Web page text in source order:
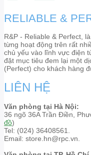
RELIABLE &
R&P - Reliable & Perfect,
từng hoạt động trên rất
chủ yếu vào lĩnh vực điện
đặt mục tiêu đem lại một
(Perfect) cho khách hàng
LIÊN HỆ
Văn phòng tại Hà Nội:
36 ngõ 36A Trần Điền,
đồ)
Tel: (024) 36408561.
Email: store.hn@rpc.vn.